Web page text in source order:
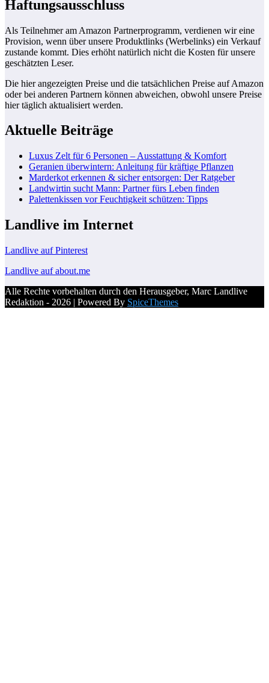
Haftungsausschluss
Als Teilnehmer am Amazon Partnerprogramm, verdienen wir eine
Provision, wenn über unsere Produktlinks (Werbelinks) ein Verkauf
zustande kommt. Dies erhöht natürlich nicht die Kosten für unsere
geschätzten Leser.
Die hier angezeigten Preise und die tatsächlichen Preise auf Amazon
oder bei anderen Partnern können abweichen, obwohl unsere Preise
hier täglich aktualisiert werden.
Aktuelle Beiträge
Luxus Zelt für 6 Personen – Ausstattung & Komfort
Geranien überwintern: Anleitung für kräftige Pflanzen
Marderkot erkennen & sicher entsorgen: Der Ratgeber
Landwirtin sucht Mann: Partner fürs Leben finden
Palettenkissen vor Feuchtigkeit schützen: Tipps
Landlive im Internet
Landlive auf Pinterest
Landlive auf about.me
Alle Rechte vorbehalten durch den Herausgeber, Marc Landlive
Redaktion - 2026 | Powered By SpiceThemes